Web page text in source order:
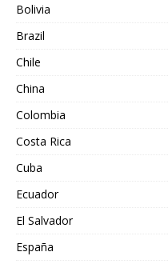
Bolivia
Brazil
Chile
China
Colombia
Costa Rica
Cuba
Ecuador
El Salvador
España